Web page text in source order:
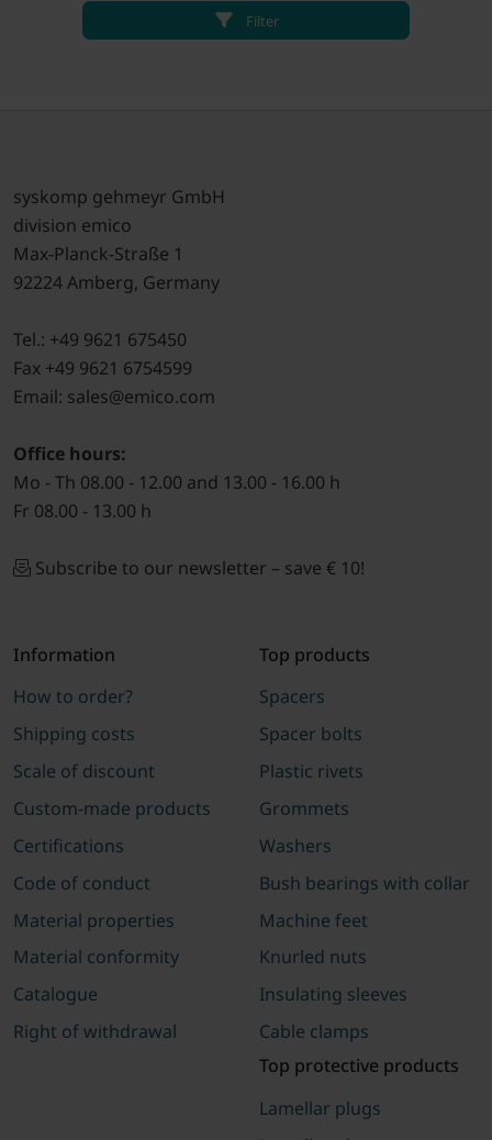
Filter
syskomp gehmeyr GmbH
division emico
Max-Planck-Straße 1
92224 Amberg, Germany
Tel.: +49 9621 675450
Fax +49 9621 6754599
Email: sales@emico.com
Office hours:
Mo - Th 08.00 - 12.00 and 13.00 - 16.00 h
Fr 08.00 - 13.00 h
Subscribe to our newsletter – save € 10!
Information
How to order?
Shipping costs
Scale of discount
Custom-made products
Certifications
Code of conduct
Material properties
Material conformity
Catalogue
Right of withdrawal
Top products
Spacers
Spacer bolts
Plastic rivets
Grommets
Washers
Bush bearings with collar
Machine feet
Knurled nuts
Insulating sleeves
Cable clamps
Top protective products
Lamellar plugs